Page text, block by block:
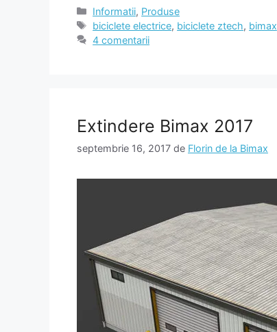
Categorii
Informatii, Produse
Etichete
biciclete electrice, biciclete ztech, bimax
4 comentarii
Extindere Bimax 2017
septembrie 16, 2017 de Florin de la Bimax